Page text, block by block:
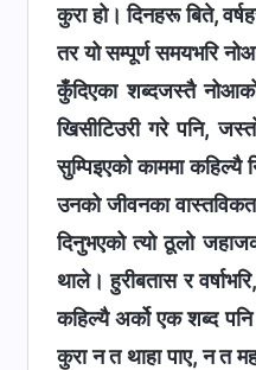
कुरा हो। दिनहरू बिते,
तर यो सम्पूर्ण समयभरि
कुँदिएका शब्दजस्तै
खिसीटिउरी गरे पनि,
सुम्पिइएको काममा
उनको जीवनका
दिनुभएको त्यो ठूलो
थाले। हुरीबतास र
कहिल्यै अर्को एक शब्द
कुरा न त थाहा पाए, न त